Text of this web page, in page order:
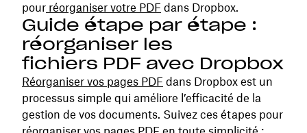
pour réorganiser votre PDF dans Dropbox.
Guide étape par étape :
réorganiser les
fichiers PDF avec Dropbox
Réorganiser vos pages PDF dans Dropbox est un
processus simple qui améliore l’efficacité de la
gestion de vos documents. Suivez ces étapes pour